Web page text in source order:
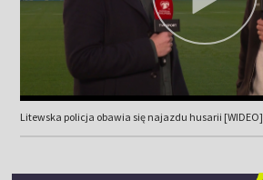
Litewska policja obawia się najazdu husarii [WIDEO]